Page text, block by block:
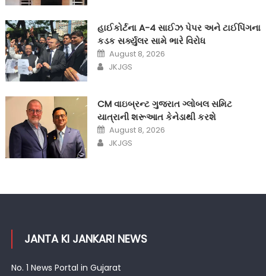
હાઈકોર્ટના A-4 સાઈઝ પેપર અને ટાઈપિંગના
કડક સર્ક્યુલર સામે ભારે વિરોધ
Posted
on
August 8, 2026
Author
JKJGS
CM વાઇબ્રન્ટ ગુજરાત ગ્લોબલ સમિટ
યાત્રાની શરૂઆત કેનેડાથી કરશે
Posted
on
August 8, 2026
Author
JKJGS
JANTA KI JANKARI NEWS
No. 1 News Portal in Gujarat